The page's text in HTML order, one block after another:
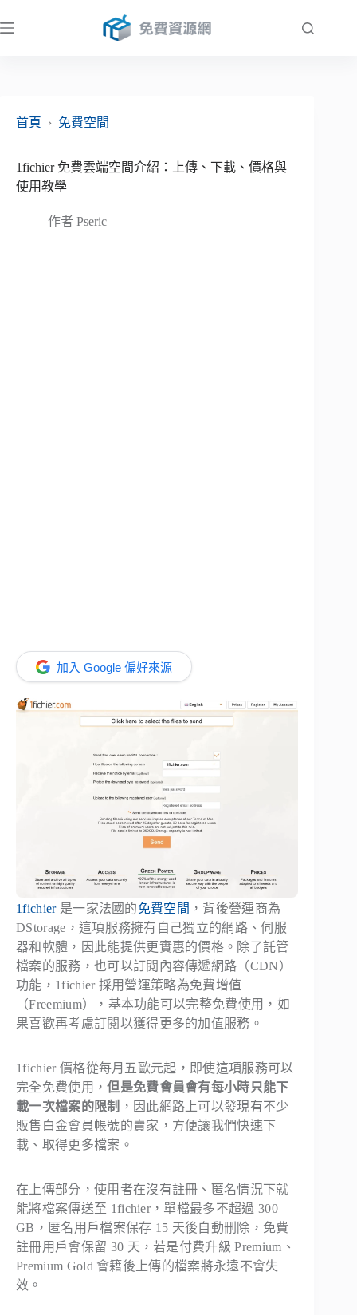
至
首頁
› 免費空間
1fichier 免費雲端空間介紹：上傳、下載、價格與
使用教學
作者 Pseric
加入 Google 偏好來源
1fichier是一家法國的免費空間 ，背後營運商為
DStorage，這項服務擁有自己獨立的網路、伺服
器和軟體，因此能提供更實惠的價格。除了託管
檔案的服務，也可以訂閱內容傳遞網路（CDN）
功能，1fichier 採用營運策略為免費增值
（Freemium），基本功能可以完整免費使用，如
果喜歡再考慮訂閱以獲得更多的加值服務。
1fichier 價格從每月五歐元起，即使這項服務可以
完全免費使用，但是免費會員會有每小時只能下
載一次檔案的限制 ，因此網路上可以發現有不少
販售白金會員帳號的賣家，方便讓我們快速下
載、取得更多檔案。
在上傳部分，使用者在沒有註冊、匿名情況下就
能將檔案傳送至 1fichier，單檔最多不超過 300
GB，匿名用戶檔案保存 15 天後自動刪除，免費
註冊用戶會保留 30 天，若是付費升級 Premium、
Premium Gold 會籍後上傳的檔案將永遠不會失
效。